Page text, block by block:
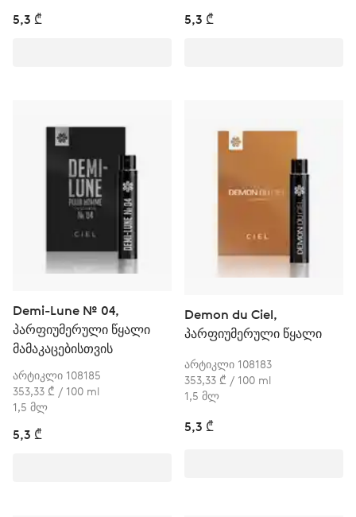
5,3 ₾ 5,3 ₾
Demi-Lune № 04,
პარფიუმერული წყალი
მამაკაცებისთვის
არტიკლი 108185
353,33 ₾ / 100 ml
1,5 მლ
5,3 ₾
Demon du Ciel,
პარფიუმერული წყალი
არტიკლი 108183
353,33 ₾ / 100 ml
1,5 მლ
5,3 ₾